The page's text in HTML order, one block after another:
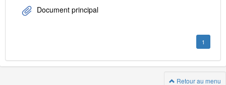
Document principal
1
Retour au menu